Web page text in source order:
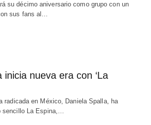
su décimo aniversario como grupo con un
sus fans al…
inicia nueva era con ‘La
radicada en México, Daniela Spalla, ha
sencillo La Espina,…